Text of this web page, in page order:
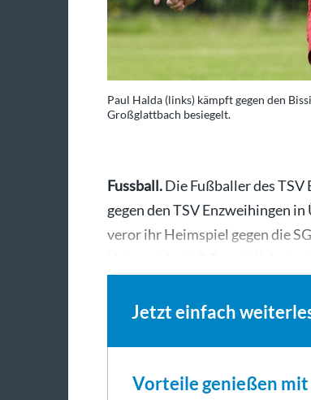
Paul Halda (links) kämpft gegen den
Großglattbach besiegelt.
Fussball.Die Fußballer des TSV
gegen den TSV Enzweihingen
veror ihr Heimspiel gegen die
Jetzt einfach
Vorteile genießen